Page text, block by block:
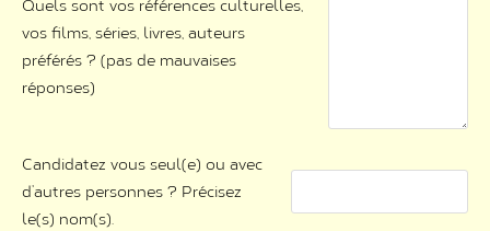
Quels sont vos références culturelles,
vos films, séries, livres, auteurs
préférés ? (pas de mauvaises
réponses)
Candidatez vous seul(e) ou avec
d’autres personnes ? Précisez
le(s) nom(s).